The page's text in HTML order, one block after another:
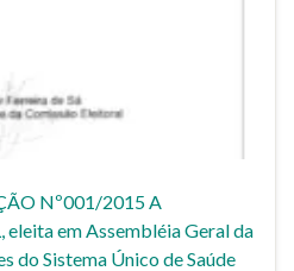
Nº001/2015 A
em Assembléia Geral da
do Sistema Único de Saúde